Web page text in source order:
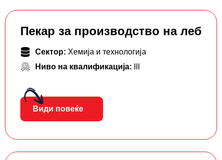
Пекар за производство на леб
Сектор: Хемија и технологија
Ниво на квалификација:
Види повеќе